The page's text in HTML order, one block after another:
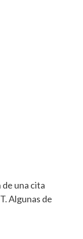
una cita
Algunas de